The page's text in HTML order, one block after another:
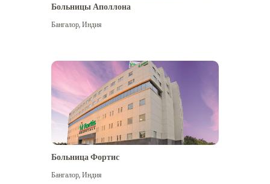
Посмотреть больше
Больницы Аполлона
Бангалор,Индия
Больница Фортис
Бангалор,Индия